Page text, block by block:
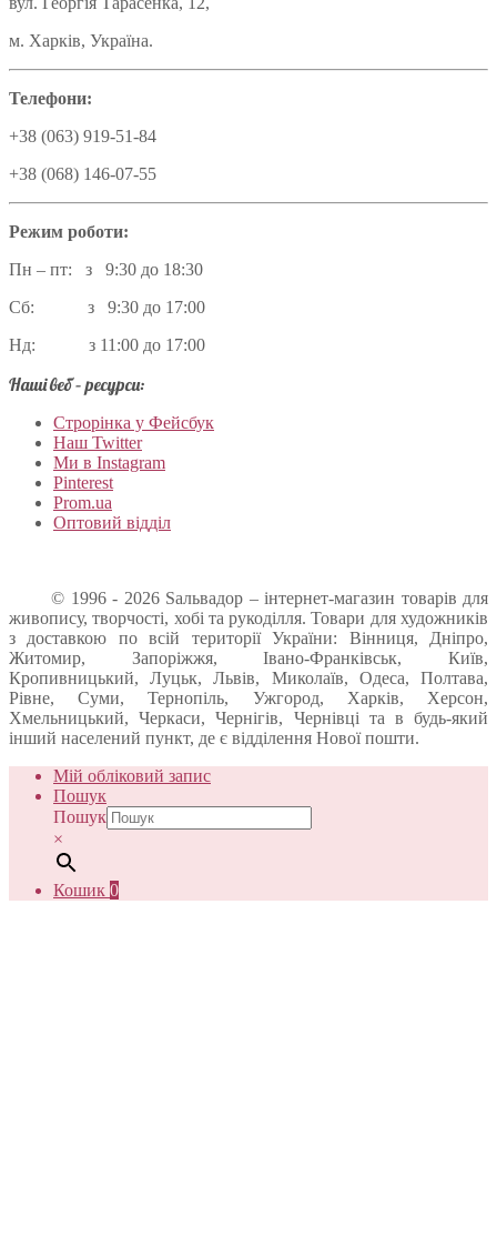
м. Харків, Україна.
Телефони:
+38 (063) 919-51-84
+38 (068) 146-07-55
Режим роботи:
Пн – пт: з 9:30 до 18:30
Сб: з 9:30 до 17:00
Нд: з 11:00 до 17:00
Наші веб – ресурси:
Строрінка у Фейсбук
Наш Twitter
Ми в Instagram
Pinterest
Prom.ua
Оптовий відділ
© 1996 - 2026 Sальвадор – інтернет-магазин товарів для
живопису, творчості, хобі та рукоділля. Товари для художників
з доставкою по всій території України: Вінниця, Дніпро,
Житомир, Запоріжжя, Івано-Франківськ, Київ,
Кропивницький, Луцьк, Львів, Миколаїв, Одеса, Полтава,
Рівне, Суми, Тернопіль, Ужгород, Харків, Херсон,
Хмельницький, Черкаси, Чернігів, Чернівці та в будь-який
інший населений пункт, де є відділення Нової пошти.
Мій обліковий запис
Пошук
Пошук
×
Кошик 0